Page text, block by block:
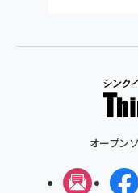
オープン
メルマガ